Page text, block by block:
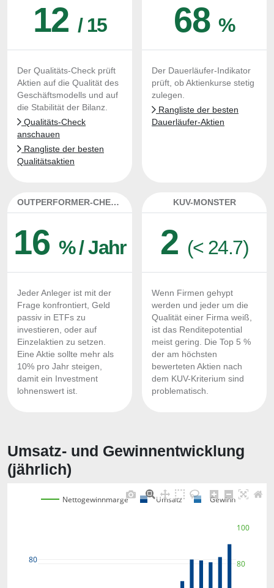
12 / 15
Der Qualitäts-Check prüft
Aktien auf die Qualität des
Geschäftsmodells und auf
die Stabilität der Bilanz.
Qualitäts-Check
anschauen
Rangliste der besten
Qualitätsaktien
68%
Der Dauerläufer-Indikator
prüft, ob Aktienkurse stetig
zulegen.
Rangliste der besten
Dauerläufer-Aktien
OUTPERFORMER-CHECK
16 % / Jahr
Jeder Anleger ist mit der
Frage konfrontiert, Geld
passiv in ETFs zu
investieren, oder auf
Einzelaktien zu setzen.
Eine Aktie sollte mehr als
10% pro Jahr steigen,
damit ein Investment
lohnenswert ist.
KUV-MONSTER
2 (< 24.7)
Wenn Firmen gehypt
werden und jeder um die
Qualität einer Firma weiß,
ist das Renditepotential
meist gering. Die Top 5 %
der am höchsten
bewerteten Aktien nach
dem KUV-Kriterium sind
problematisch.
Umsatz- und Gewinnentwicklung
(jährlich)
80 80
100
Nettogewinnmarge Umsatz Gewinn